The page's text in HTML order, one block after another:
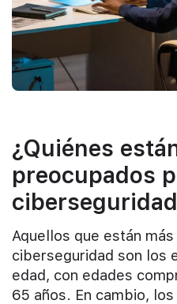
¿Quiénes
preocupados
Aquellos que están
ciberseguridad son los
edad, con edades
65 años. En cambio,